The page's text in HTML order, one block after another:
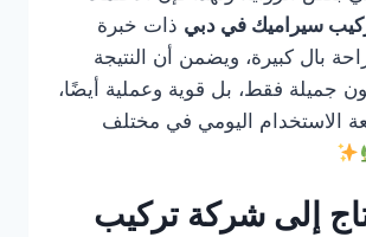
سيراميك في دبي ذات خبرة
بال كبيرة، ويضمن أن النتيجة
جميلة فقط، بل قوية وعملية أيضًا،
الاستخدام اليومي في مختلف
إلى شركة تركيب